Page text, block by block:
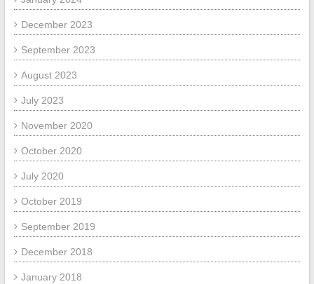
December 2023
September 2023
August 2023
July 2023
November 2020
October 2020
July 2020
October 2019
September 2019
December 2018
January 2018